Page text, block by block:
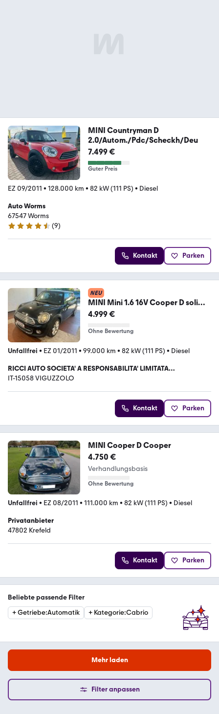
MINI Countryman D
2.0/Autom./Pdc/Scheckh/Deu
7.499 €
Guter Preis
EZ 09/2011 • 128.000 km • 82 kW (111 PS) • Diesel
Auto Worms
67547 Worms
4.3 Sterne
(9)
Kontakt Parken
NEU
MINI Mini 1.6 16V Cooper D soli
100.000km
4.999 €
Ohne Bewertung
Unfallfrei • EZ 01/2011 • 99.000 km • 82 kW (111 PS) • Diesel
RICCI AUTO SOCIETA' A RESPONSABILITA' LIMITATA
SEMPLIFICATA
IT-15058 VIGUZZOLO
Kontakt Parken
MINI Cooper D Cooper
4.750 €
Verhandlungsbasis
Ohne Bewertung
Unfallfrei • EZ 08/2011 • 111.000 km • 82 kW (111 PS) • Diesel
Privatanbieter
47802 Krefeld
Kontakt Parken
Beliebte passende Filter
+Getriebe:Automatik + Kategorie:Cabrio
Mehr laden
Filter anpassen